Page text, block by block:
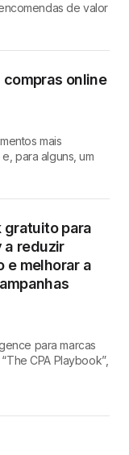
de valor
compras online
mais
para alguns, um
gratuito para
a reduzir
e melhorar a
para marcas
CPA Playbook”,